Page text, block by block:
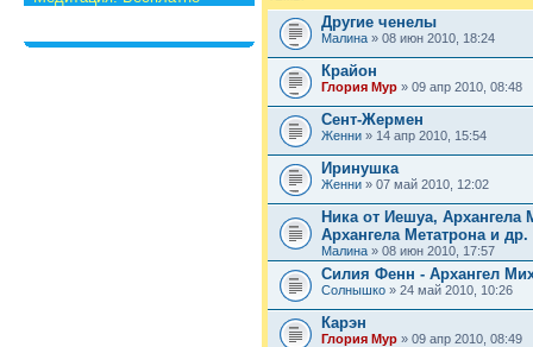
Другие ченелы
Малина » 08 июн 2010, 18:24
Крайон
Глория Мур » 09 апр 2010, 08:48
Сент-Жермен
Женни » 14 апр 2010, 15:54
Иринушка
Женни » 07 май 2010, 12:02
Ника от Иешуа, Архангела
Архангела Метатрона и др.
Малина » 08 июн 2010, 17:57
Силия Фенн - Архангел
Солнышко » 24 май 2010, 10:26
Карэн
Глория Мур » 09 апр 2010, 08:49